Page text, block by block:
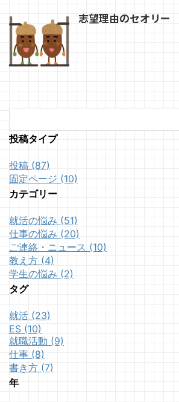
志望理由のセオリー
投稿タイプ
投稿 (87)
固定ページ (10)
カテゴリー
就活の悩み (51)
仕事の悩み (20)
ご連絡・ニュース (10)
教え方 (4)
学生の悩み (2)
タグ
就活 (23)
ES (10)
就職活動 (9)
仕事 (8)
書き方 (7)
年